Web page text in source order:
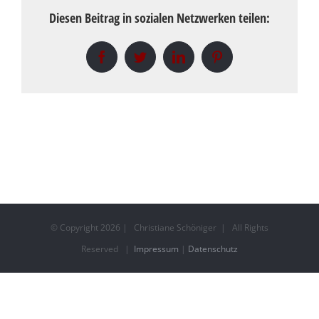
Diesen Beitrag in sozialen Netzwerken teilen:
FacebookTwitterLinkedInPinterest
© Copyright 2026 | Christiane Schöniger | All Rights
Reserved | Impressum | Datenschutz